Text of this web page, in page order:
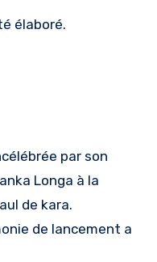
élaboré.
par son
Longa à la
de kara.
de lancement a